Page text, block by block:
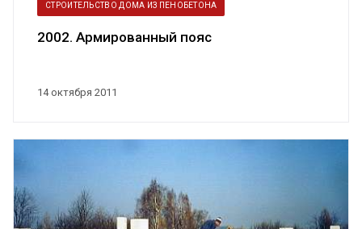
14 октября 2011
СТРОИТЕЛЬСТВО ДОМА ИЗ ПЕНОБЕТОНА
2002. Армированный пояс